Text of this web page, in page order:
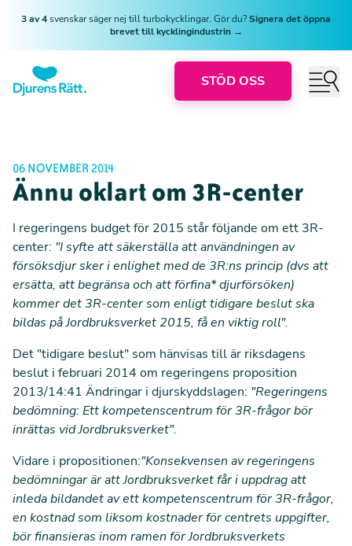
3 av 4svenskar säger nej till turbokycklingar. Gör du?Signera det öppna
brevet till kycklingindustrin →
STÖD OSS
06 NOVEMBER 2014
Ännu oklart om 3R-center
I regeringens budget för 2015 står följande om ett 3R-
center: "I syfte att säkerställa att användningen av
försöksdjur sker i enlighet med de 3R:ns princip (dvs att
ersätta, att begränsa och att förfina* djurförsöken)
kommer det 3R-center som enligt tidigare beslut ska
bildas på Jordbruksverket 2015, få en viktig roll".
Det "tidigare beslut" som hänvisas till är riksdagens
beslut i februari 2014 om regeringens proposition
2013/14:41 Ändringar i djurskyddslagen: "Regeringens
bedömning: Ett kompetenscentrum för 3R-frågor bör
inrättas vid Jordbruksverket".
Vidare i propositionen:"Konsekvensen av regeringens
bedömningar är att Jordbruksverket får i uppdrag att
inleda bildandet av ett kompetenscentrum för 3R-frågor,
en kostnad som liksom kostnader för centrets uppgifter,
bör finansieras inom ramen för Jordbruksverkets